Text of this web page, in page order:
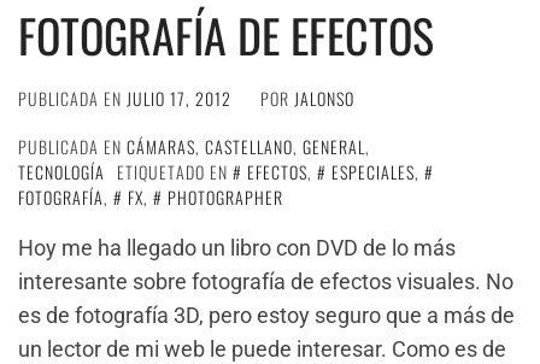
FOTOGRAFÍA DE EFECTOS
PUBLICADA EN JULIO 17, 2012 POR JALONSO
PUBLICADA EN CÁMARAS, CASTELLANO, GENERAL,
TECNOLOGÍA
ETIQUETADO EN EFECTOS, ESPECIALES,
FOTOGRAFÍA, FX,
PHOTOGRAPHER
Hoy me ha llegado un libro con DVD de lo más
interesante sobre fotografía de efectos visuales. No
es de fotografía 3D, pero estoy seguro que a más de
un lector de mi web le puede interesar. Como es de